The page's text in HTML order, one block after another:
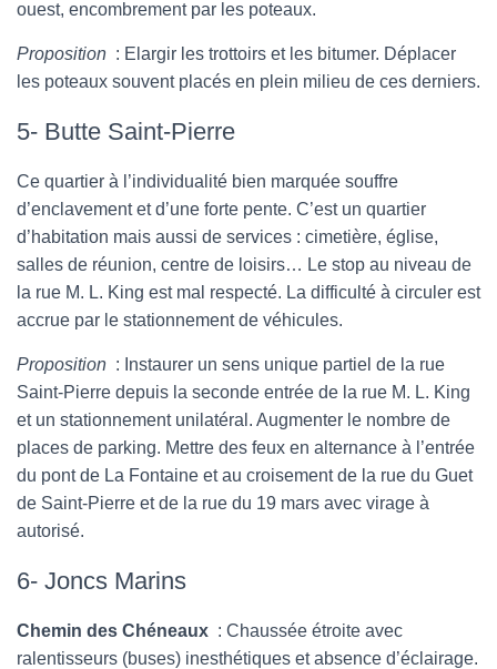
ouest, encombrement par les poteaux.
Proposition : Elargir les trottoirs et les bitumer. Déplacer
les poteaux souvent placés en plein milieu de ces derniers.
5- Butte Saint-Pierre
Ce quartier à l’individualité bien marquée souffre
d’enclavement et d’une forte pente. C’est un quartier
d’habitation mais aussi de services : cimetière, église,
salles de réunion, centre de loisirs… Le stop au niveau de
la rue M. L. King est mal respecté. La difficulté à circuler est
accrue par le stationnement de véhicules.
Proposition : Instaurer un sens unique partiel de la rue
Saint-Pierre depuis la seconde entrée de la rue M. L. King
et un stationnement unilatéral. Augmenter le nombre de
places de parking. Mettre des feux en alternance à l’entrée
du pont de La Fontaine et au croisement de la rue du Guet
de Saint-Pierre et de la rue du 19 mars avec virage à
autorisé.
6- Joncs Marins
Chemin des Chéneaux : Chaussée étroite avec
ralentisseurs (buses) inesthétiques et absence d’éclairage.